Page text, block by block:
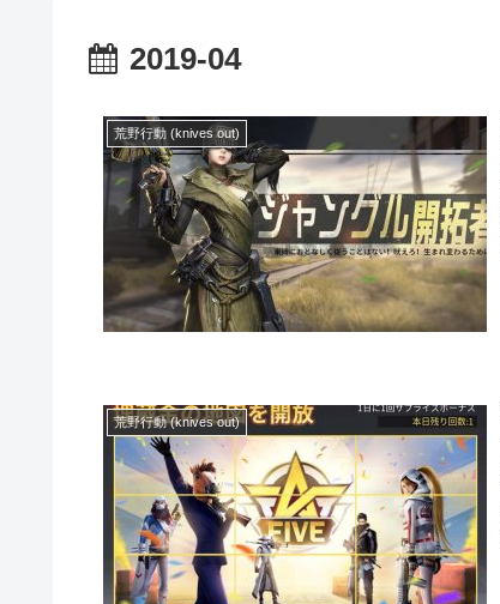
2019-04
荒野行動 (knives out)
荒野行動 (knives out)